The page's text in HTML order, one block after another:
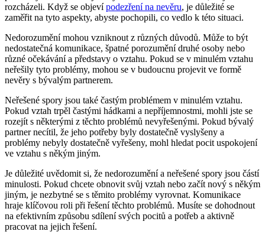
rozcházeli. Když se objevípodezření na nevěru, je důležité se
zaměřit na tyto aspekty, abyste pochopili, co vedlo k této situaci.
Nedorozumění mohou vzniknout z různých důvodů. Může to být
nedostatečná komunikace, špatné porozumění druhé osoby nebo
různé očekávání a představy o vztahu. Pokud se v minulém vztahu
neřešily tyto problémy, mohou se v budoucnu projevit ve formě
nevěry s bývalým partnerem.
Neřešené spory jsou také častým problémem v minulém vztahu.
Pokud vztah trpěl častými hádkami a nepříjemnostmi, mohli jste se
rozejít s některými z těchto problémů nevyřešenými. Pokud bývalý
partner necítil, že jeho potřeby byly dostatečně vyslyšeny a
problémy nebyly dostatečně vyřešeny, mohl hledat pocit uspokojení
ve vztahu s někým jiným.
Je důležité uvědomit si, že nedorozumění a neřešené spory jsou částí
minulosti. Pokud chcete obnovit svůj vztah nebo začít nový s někým
jiným, je nezbytné se s těmito problémy vyrovnat. Komunikace
hraje klíčovou roli při řešení těchto problémů. Musíte se dohodnout
na efektivním způsobu sdílení svých pocitů a potřeb a aktivně
pracovat na jejich řešení.